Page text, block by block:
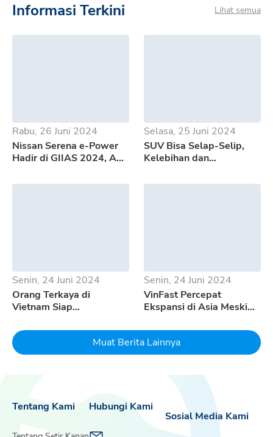
Informasi Terkini Lihat semua
Rabu, 26 Juni 2024
Nissan Serena e-Power
Hadir di GIIAS 2024, Apa
Selasa, 25 Juni 2024
SUV Bisa Selap-Selip,
Kelebihan dan
500
Senin, 24 Juni 2024
Orang Terkaya di
Vietnam Siap
Uangnya Untuk EV
Dream
Senin, 24 Juni 2024
VinFast Percepat
Ekspansi di Asia Meski
Melambat
Muat Berita Lainnya
Tentang Kami
Sosial Media Kami
Hubungi Kami